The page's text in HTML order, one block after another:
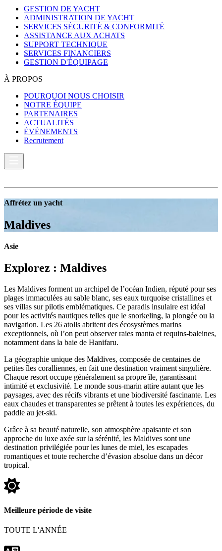
GESTION DE YACHT
ADMINISTRATION DE YACHT
SERVICES SÉCURITÉ & CONFORMITÉ
ASSISTANCE AUX ACHATS
SUPPORT TECHNIQUE
SERVICES FINANCIERS
GESTION D'ÉQUIPAGE
À PROPOS
POURQUOI NOUS CHOISIR
NOTRE ÉQUIPE
PARTENAIRES
ACTUALITÉS
ÉVÉNEMENTS
Recrutement
Affrétez un yacht
Maldives
Asie
Explorez : Maldives
Les Maldives forment un archipel de l’océan Indien, réputé pour ses
plages immaculées au sable blanc, ses eaux turquoise cristallines et
ses villas sur pilotis emblématiques. Ce paradis insulaire est idéal
pour les activités nautiques telles que le snorkeling, la plongée ou la
navigation. Les 26 atolls abritent des écosystèmes marins
exceptionnels, où l’on peut observer raies manta et requins-baleines,
notamment dans la baie de Hanifaru.
La géographie unique des Maldives, composée de centaines de
petites îles coralliennes, en fait une destination vraiment singulière.
Chaque resort occupe généralement sa propre île, garantissant
intimité et exclusivité. Le monde sous-marin attire autant que les
paysages, avec des récifs vibrants et une biodiversité fascinante. Les
eaux chaudes et transparentes se prêtent à toutes les expériences, du
paddle au jet-ski.
Grâce à sa beauté naturelle, son atmosphère apaisante et son
approche du luxe axée sur la sérénité, les Maldives sont une
destination privilégiée pour les lunes de miel, les escapades
romantiques et toute recherche d’évasion absolue dans un décor
tropical.
Meilleure période de visite
TOUTE L'ANNÉE